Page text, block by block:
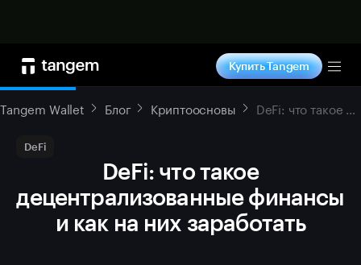
Купить Tangem
Tangem Wallet Блог Криптоосновы DeFi: что такое децентрализованные финансы и как на них заработать
DeFi
DeFi: что такое
децентрализованные финансы
и как на них заработать